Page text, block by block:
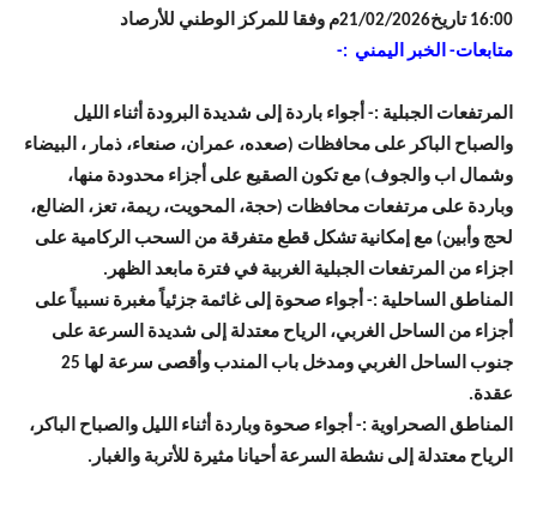
16:00 تاريخ21/02/2026م وفقا للمركز الوطني للأرصاد
متابعات- الخبر اليمني :-
المرتفعات الجبلية :- أجواء باردة إلى شديدة البرودة أثناء الليل
والصباح الباكر على محافظات (صعده، عمران، صنعاء، ذمار ، البيضاء
وشمال اب والجوف) مع تكون الصقيع على أجزاء محدودة منها،
وباردة على مرتفعات محافظات (حجة، المحويت، ريمة، تعز، الضالع،
لحج وأبين) مع إمكانية تشكل قطع متفرقة من السحب الركامية على
اجزاء من المرتفعات الجبلية الغربية في فترة مابعد الظهر.
المناطق الساحلية :- أجواء صحوة إلى غائمة جزئياً مغبرة نسبياً على
أجزاء من الساحل الغربي، الرياح معتدلة إلى شديدة السرعة على
جنوب الساحل الغربي ومدخل باب المندب وأقصى سرعة لها 25
عقدة.
المناطق الصحراوية :- أجواء صحوة وباردة أثناء الليل والصباح الباكر،
الرياح معتدلة إلى نشطة السرعة أحيانا مثيرة للأتربة والغبار.